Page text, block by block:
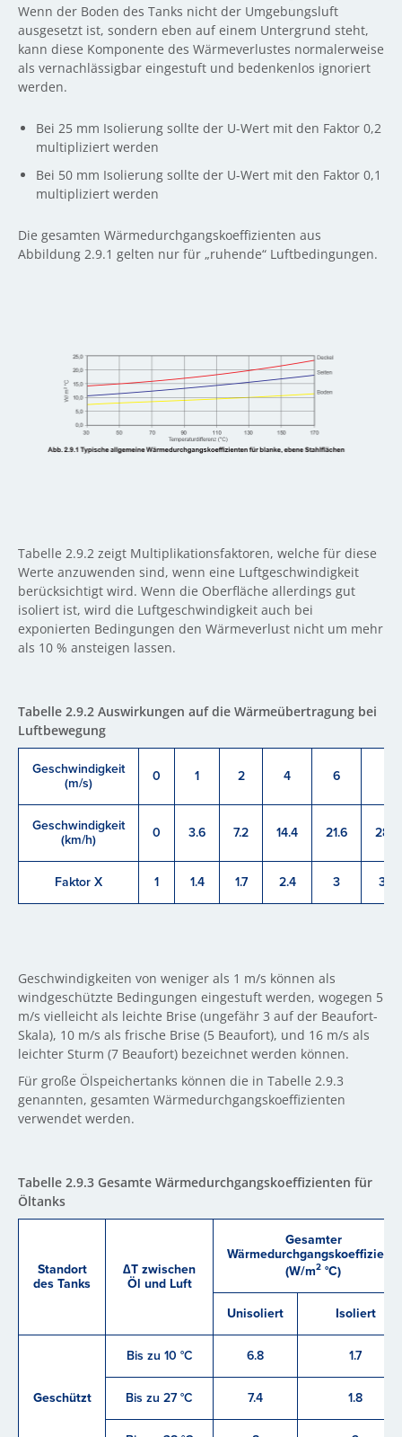
Wenn der Boden des Tanks nicht der Umgebungsluft
ausgesetzt ist, sondern eben auf einem Untergrund steht,
kann diese Komponente des Wärmeverlustes normalerweise
als vernachlässigbar eingestuft und bedenkenlos ignoriert
werden.
Bei 25 mm Isolierung sollte der U-Wert mit den Faktor 0,2
multipliziert werden
Bei 50 mm Isolierung sollte der U-Wert mit den Faktor 0,1
multipliziert werden
Die gesamten Wärmedurchgangskoeffizienten aus
Abbildung 2.9.1 gelten nur für „ruhende“ Luftbedingungen.
Tabelle 2.9.2 zeigt Multiplikationsfaktoren, welche für diese
Werte anzuwenden sind, wenn eine Luftgeschwindigkeit
berücksichtigt wird. Wenn die Oberfläche allerdings gut
isoliert ist, wird die Luftgeschwindigkeit auch bei
exponierten Bedingungen den Wärmeverlust nicht um mehr
als 10 % ansteigen lassen.
Tabelle 2.9.2 Auswirkungen auf die Wärmeübertragung bei
Luftbewegung
Geschwindigkeit
(m/s) 0 1 2 4 6
Geschwindigkeit
(km/h) 0 3.6 7.2 14.4 21.6 28.8
Faktor X 1 1.4 1.7 2.4 3 3.6
Geschwindigkeiten von weniger als 1 m/s können als
windgeschützte Bedingungen eingestuft werden, wogegen 5
m/s vielleicht als leichte Brise (ungefähr 3 auf der Beaufort-
Skala), 10 m/s als frische Brise (5 Beaufort), und 16 m/s als
leichter Sturm (7 Beaufort) bezeichnet werden können.
Für große Ölspeichertanks können die in Tabelle 2.9.3
genannten, gesamten Wärmedurchgangskoeffizienten
verwendet werden.
Tabelle 2.9.3 Gesamte Wärmedurchgangskoeffizienten für
Öltanks
Standort
des Tanks
∆T zwischen
Öl und Luft
Gesamter
Wärmedurchgangskoeffizient
(W/m2 °C)
Unisoliert Isoliert
Geschützt
Bis zu 10 °C 6.8 1.7
Bis zu 27 °C 7.4 1.8